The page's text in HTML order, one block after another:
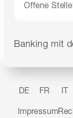
Offene
Banking mit
DE FR IT
Impressum